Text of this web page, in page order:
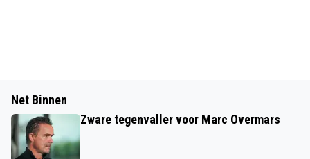
Net Binnen
Zware tegenvaller voor Marc Overmars